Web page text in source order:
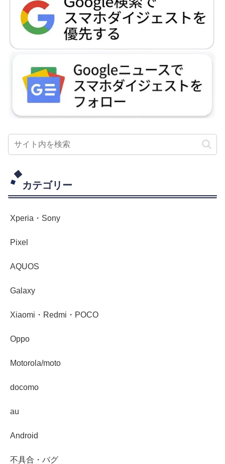
カテゴリー
Xperia・Sony
Pixel
AQUOS
Galaxy
Xiaomi・Redmi・POCO
Oppo
Motorola/moto
docomo
au
Android
不具合・バグ